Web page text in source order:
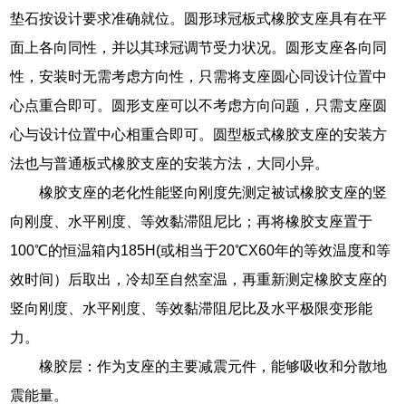
垫石按设计要求准确就位。圆形球冠板式橡胶支座具有在平
面上各向同性，并以其球冠调节受力状况。圆形支座各向同
性，安装时无需考虑方向性，只需将支座圆心同设计位置中
心点重合即可。圆形支座可以不考虑方向问题，只需支座圆
心与设计位置中心相重合即可。圆型板式橡胶支座的安装方
法也与普通板式橡胶支座的安装方法，大同小异。
橡胶支座的老化性能竖向刚度先测定被试橡胶支座的竖
向刚度、水平刚度、等效黏滞阻尼比；再将橡胶支座置于
100℃的恒温箱内185H(或相当于20℃X60年的等效温度和等
效时间）后取出，冷却至自然室温，再重新测定橡胶支座的
竖向刚度、水平刚度、等效黏滞阻尼比及水平极限变形能
力。
橡胶层：作为支座的主要减震元件，能够吸收和分散地
震能量。